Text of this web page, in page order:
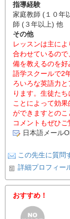
指導経験
家庭教師 (１０年
師 (３年以上) 他
その他
レッスンは主に
合わせているの
備を教えるのを
語学スクールで2
ろいろな英語力
ります。生徒た
ことによって効
ができますとの
コメントもぜひご
日本語メール
この先生に質問
詳細プロフィー
おすすめ！